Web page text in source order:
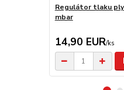
Regulátor tlaku
mbar
14,90 EUR/ks